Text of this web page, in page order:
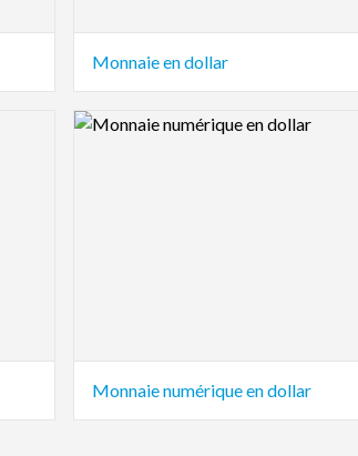
Monnaie en dollar
Logo Preview Image
Monnaie numérique en dollar